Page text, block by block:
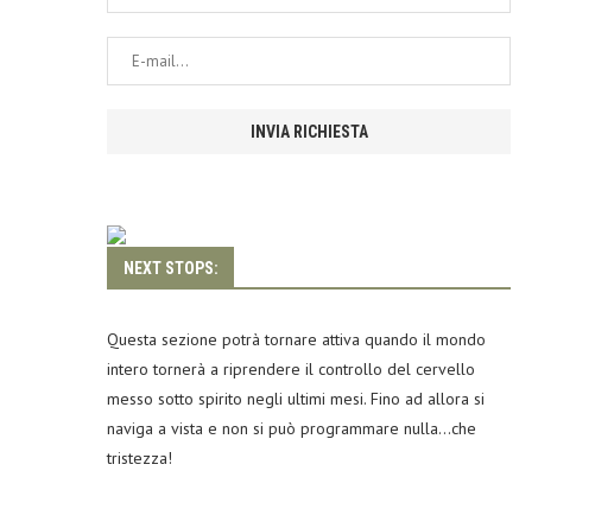
NEXT STOPS:
Questa sezione potrà tornare attiva quando il mondo
intero tornerà a riprendere il controllo del cervello
messo sotto spirito negli ultimi mesi. Fino ad allora si
naviga a vista e non si può programmare nulla…che
tristezza!